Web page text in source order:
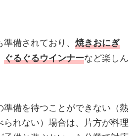
備されており、 焼きおにぎ
ぐるぐるウインナーなど楽しん
備を待つことができない（熱
れない）場合は、片方が料理